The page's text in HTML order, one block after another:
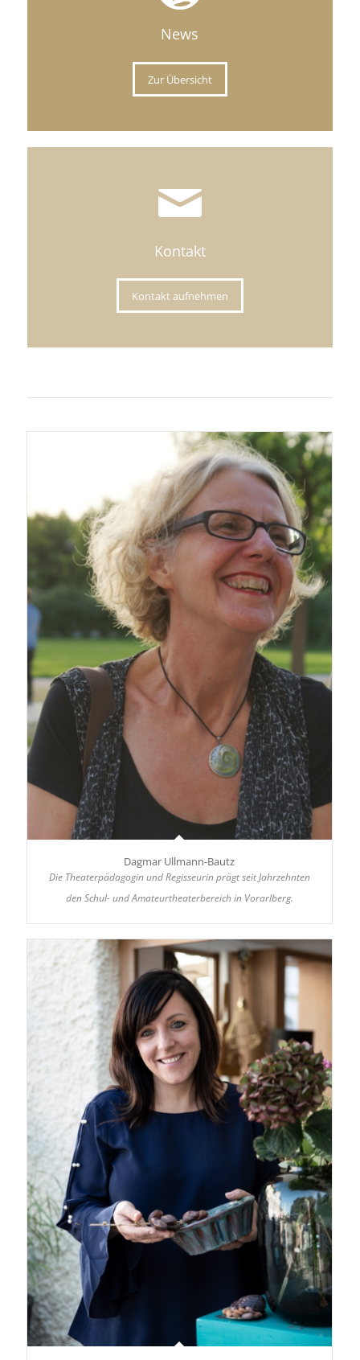
News
Zur Übersicht
Kontakt
Kontakt aufnehmen
Dagmar Ullmann-Bautz
Die Theaterpädagogin und Regisseurin prägt seit Jahrzehnten
den Schul- und Amateurtheaterbereich in Vorarlberg.